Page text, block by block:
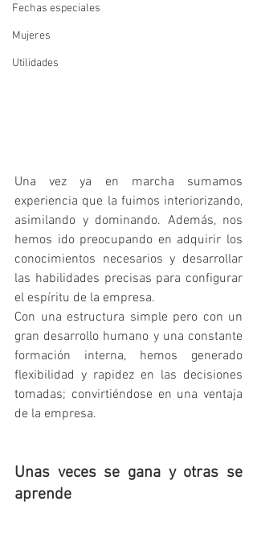
Fechas especiales
Mujeres
Utilidades
Una vez ya en marcha sumamos
experiencia que la fuimos interiorizando,
asimilando y dominando. Además, nos
hemos ido preocupando en adquirir los
conocimientos necesarios y desarrollar
las habilidades precisas para configurar
el espíritu de la empresa.
Con una estructura simple pero con un
gran desarrollo humano y una constante
formación interna, hemos generado
flexibilidad y rapidez en las decisiones
tomadas; convirtiéndose en una ventaja
de la empresa.
Unas veces se gana y otras se
aprende